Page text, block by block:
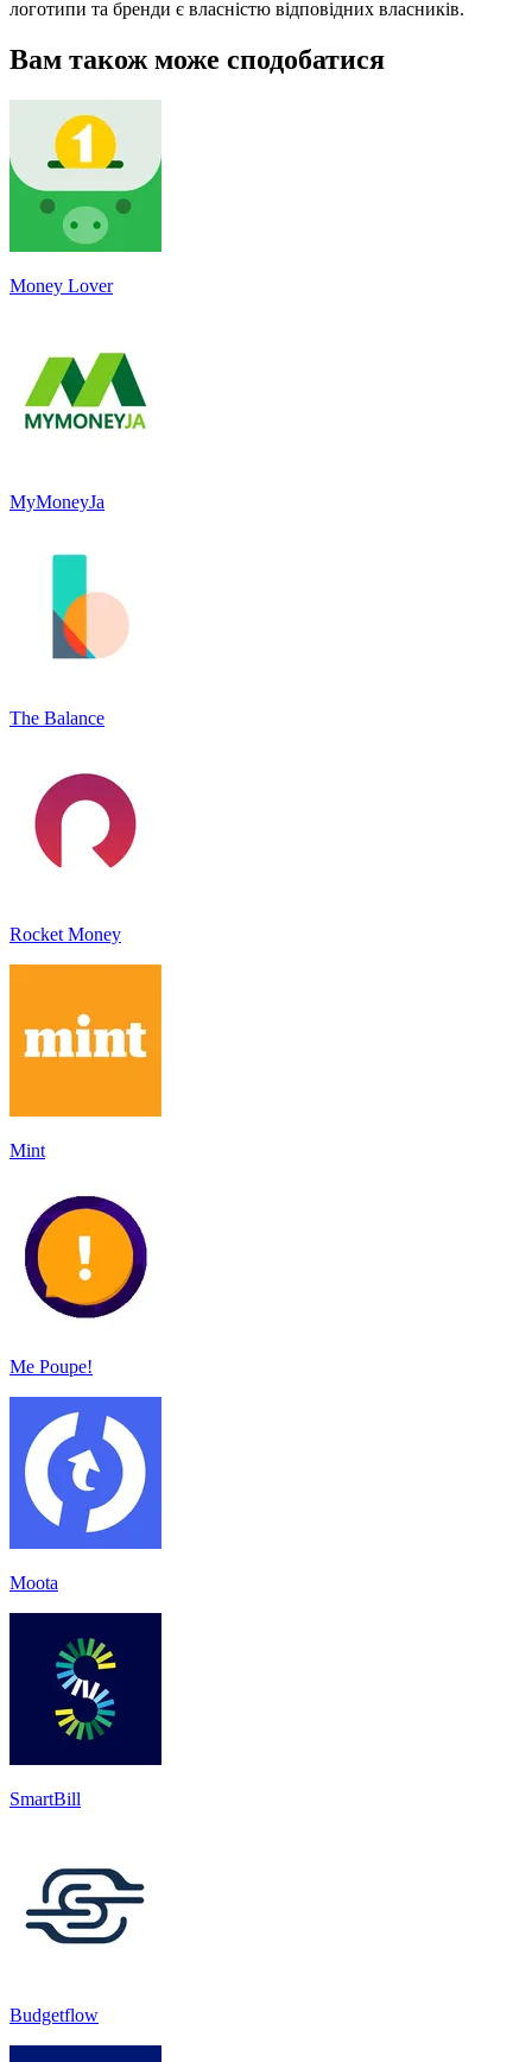
логотипи та бренди є власністю відповідних власників.
Вам також може сподобатися
Money Lover
MyMoneyJa
The Balance
Rocket Money
Mint
Me Poupe!
Moota
SmartBill
Budgetflow